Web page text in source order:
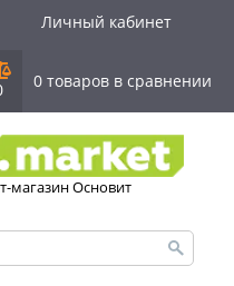
Личный кабинет
0 товаров в сравнении
магазин Основит